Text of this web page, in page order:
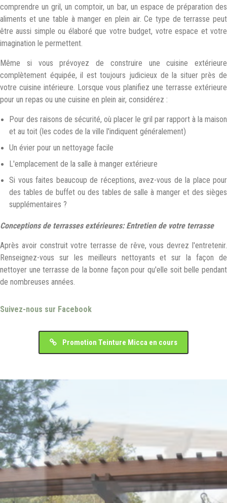
comprendre un gril, un comptoir, un bar, un espace de préparation des
aliments et une table à manger en plein air. Ce type de terrasse peut
être aussi simple ou élaboré que votre budget, votre espace et votre
imagination le permettent.
Même si vous prévoyez de construire une cuisine extérieure
complètement équipée, il est toujours judicieux de la situer près de
votre cuisine intérieure. Lorsque vous planifiez une terrasse extérieure
pour un repas ou une cuisine en plein air, considérez :
Pour des raisons de sécurité, où placer le gril par rapport à la maison
et au toit (les codes de la ville l'indiquent généralement)
Un évier pour un nettoyage facile
L'emplacement de la salle à manger extérieure
Si vous faites beaucoup de réceptions, avez-vous de la place pour
des tables de buffet ou des tables de salle à manger et des sièges
supplémentaires ?
Conceptions de terrasses extérieures: Entretien de votre terrasse
Après avoir construit votre terrasse de rêve, vous devrez l'entretenir.
Renseignez-vous sur les meilleurs nettoyants et sur la façon de
nettoyer une terrasse de la bonne façon pour qu'elle soit belle pendant
de nombreuses années.
Suivez-nous sur Facebook
Promotion Teinture Micca en cours